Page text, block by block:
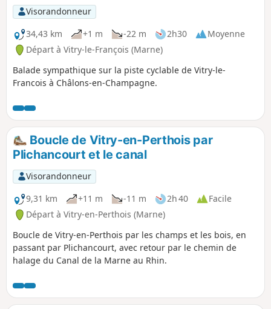
Visorandonneur
34,43 km
+1 m -22 m 2h30
Moyenne
Départ à Vitry-le-François (Marne)
Balade sympathique sur la piste cyclable de Vitry-le-
Francois à Châlons-en-Champagne.
Boucle de Vitry-en-Perthois par
Plichancourt et le canal
Visorandonneur
9,31 km
+11 m -11 m 2h 40
Facile
Départ à Vitry-en-Perthois (Marne)
Boucle de Vitry-en-Perthois par les champs et les bois, en
passant par Plichancourt, avec retour par le chemin de
halage du Canal de la Marne au Rhin.